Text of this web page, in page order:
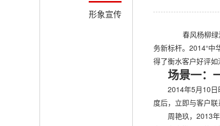
形象宣传
春风杨柳绿湖
务新标杆。2014“中
得了衡水客户好评如
场景一：
2014年5月10日晚
度后，立即与客户
周艳玖，2013年7